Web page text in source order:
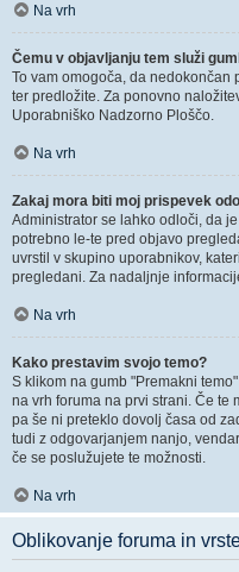
Na vrh
Čemu v objavljanju tem služi
To vam omogoča, da
ter predložite. Za ponovno
Uporabniško Nadzorno Ploščo.
Na vrh
Zakaj mora biti moj prispevek
Administrator se lahko odloči, da
potrebno le-te pred objavo
uvrstil v skupino uporabnikov,
pregledani. Za nadaljnje
Na vrh
Kako prestavim svojo temo?
S klikom na gumb "Premakni
na vrh foruma na prvi strani. Če te
pa še ni preteklo dovolj časa od
tudi z odgovarjanjem nanjo,
če se poslužujete te možnosti.
Na vrh
Oblikovanje foruma in